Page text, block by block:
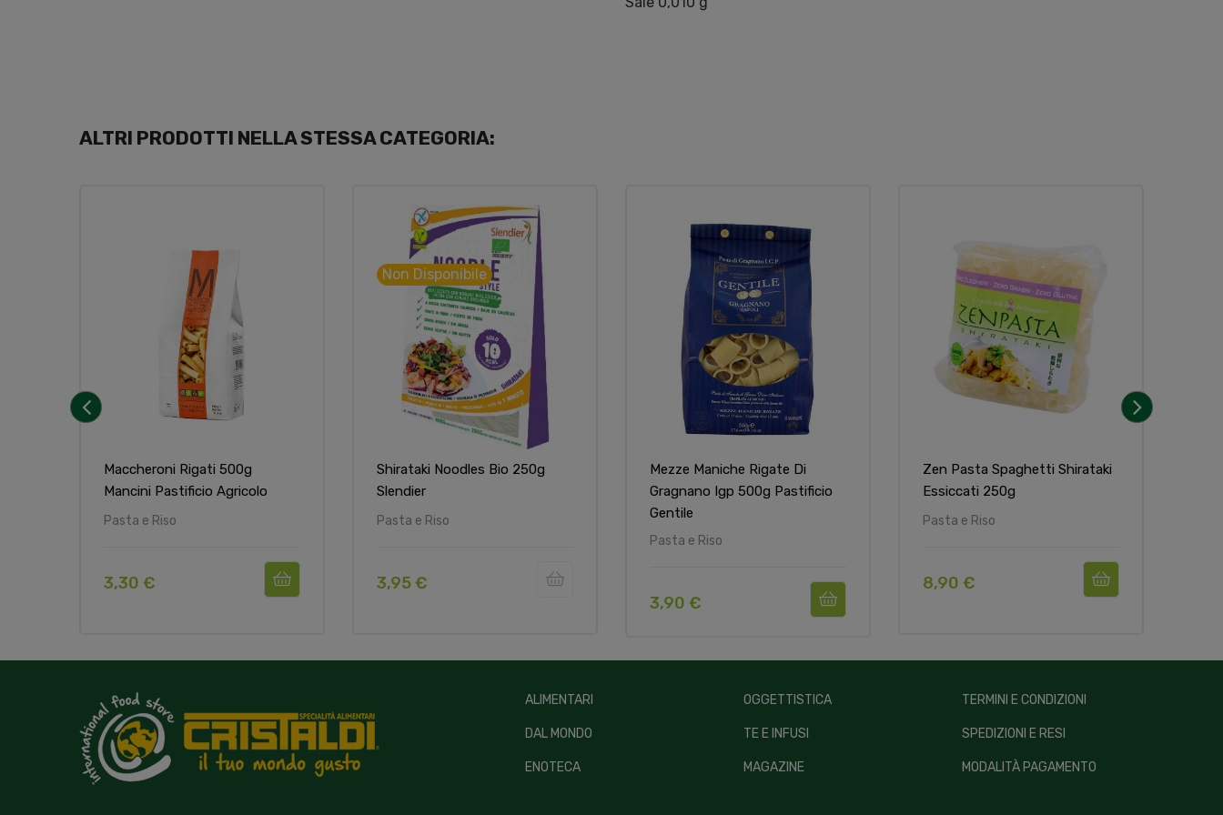
ALTRI PRODOTTI NELLA STESSA CATEGORIA:
Maccheroni Rigati 500g
Mancini Pastificio Agricolo
Pasta e Riso
3,30 €
Shirataki Noodles Bio 250g
Slendier
Pasta e Riso
Non Disponibile
3,95 €
Mezze Maniche Rigate Di
Gragnano Igp 500g Pastificio
Gentile
Pasta e Riso
3,90 €
Zen Pasta Spaghetti Shirataki
Essiccati 250g
Pasta e Riso
8,90 €
ALIMENTARI
DAL MONDO
ENOTECA
OGGETTISTICA
TE E INFUSI
MAGAZINE
TERMINI E CONDIZIONI
SPEDIZIONI E RESI
MODALITÀ PAGAMENTO